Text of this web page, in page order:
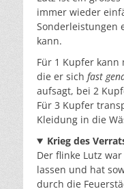
immer wieder
Sonderleistungen
kann.
Für 1 Kupfer kann
die er sich fast
aufsagt, bei 2
Für 3 Kupfer
Kleidung in die
Krieg des
Der flinke Lutz
lassen und hat
durch die